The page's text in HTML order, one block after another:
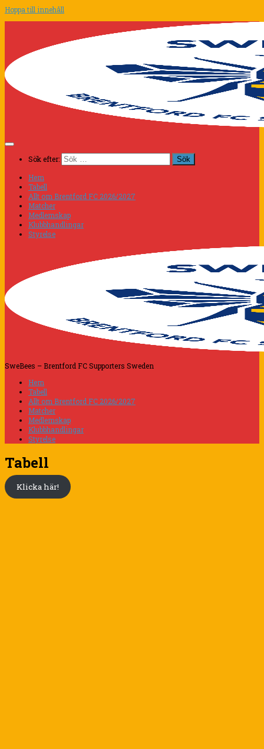
Hoppa till innehåll
Sök efter:
Hem
Tabell
Allt om Brentford FC 2026/2027
Matcher
Medlemskap
Klubbhandlingar
Styrelse
SweBees – Brentford FC Supporters Sweden
Hem
Tabell
Allt om Brentford FC 2026/2027
Matcher
Medlemskap
Klubbhandlingar
Styrelse
Tabell
Klicka här!